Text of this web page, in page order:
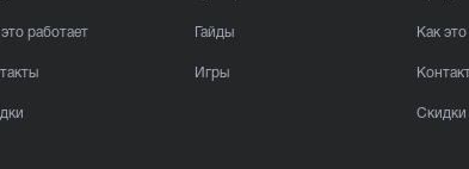
это работает Гайды
Игры
Как
Скидки